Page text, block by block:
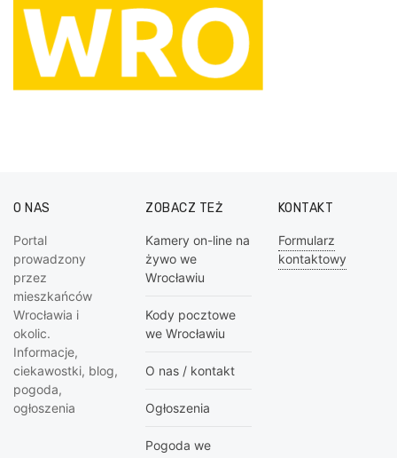
O NAS
Portal
prowadzony
przez
mieszkańców
Wrocławia i
okolic.
Informacje,
ciekawostki, blog,
pogoda,
ogłoszenia
ZOBACZ TEŻ
Kamery on-line na
żywo we
Wrocławiu
Kody pocztowe
we Wrocławiu
O nas / kontakt
Ogłoszenia
Pogoda we
KONTAKT
Formularz
kontaktowy